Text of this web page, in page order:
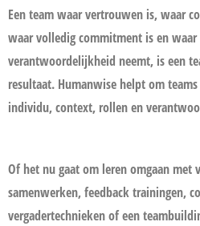
Een team waar vertrouwen is, waar
waar volledig commitment is en
verantwoordelijkheid neemt, is een
resultaat. Humanwise helpt om
individu, context, rollen en
Of het nu gaat om leren omgaan met
samenwerken, feedback trainingen,
vergadertechnieken of een